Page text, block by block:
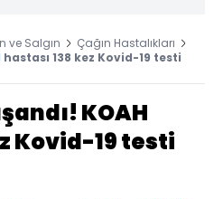
ve Salgın
Çağın Hastalıkları
138 kez Kovid-19 testi
KOAH
Kovid-19 testi